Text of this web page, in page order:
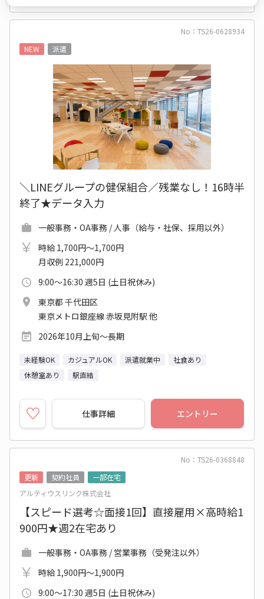
No：TS26-0628934
NEW
派遣
＼LINEグループの健保組合／残業なし！16時半
終了★データ入力
一般事務・OA事務 / 人事（給与・社保、採用以外）
時給 1,700円～1,700円
月収例 221,000円
9:00～16:30 週5日 (土日祝休み)
東京都 千代田区
東京メトロ銀座線 赤坂見附駅 他
2026年10月上旬～長期
未経験OK カジュアルOK 派遣就業中
社食あり
休憩室あり
駅直結
仕事詳細 エントリー
No：TS26-0368848
更新
契約社員
一部在宅
アルティウスリンク株式会社
【スピード選考☆面接1回】直接雇用×高時給1
900円★週2在宅あり
一般事務・OA事務 / 営業事務（受発注以外）
時給 1,900円～1,900円
9:00～17:30 週5日 (土日祝休み)